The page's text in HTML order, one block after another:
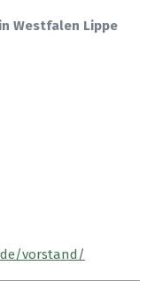
Westfalen Lippe
vorstand/